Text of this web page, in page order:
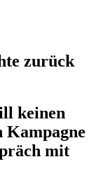
zurück
keinen
Kampagne
mit